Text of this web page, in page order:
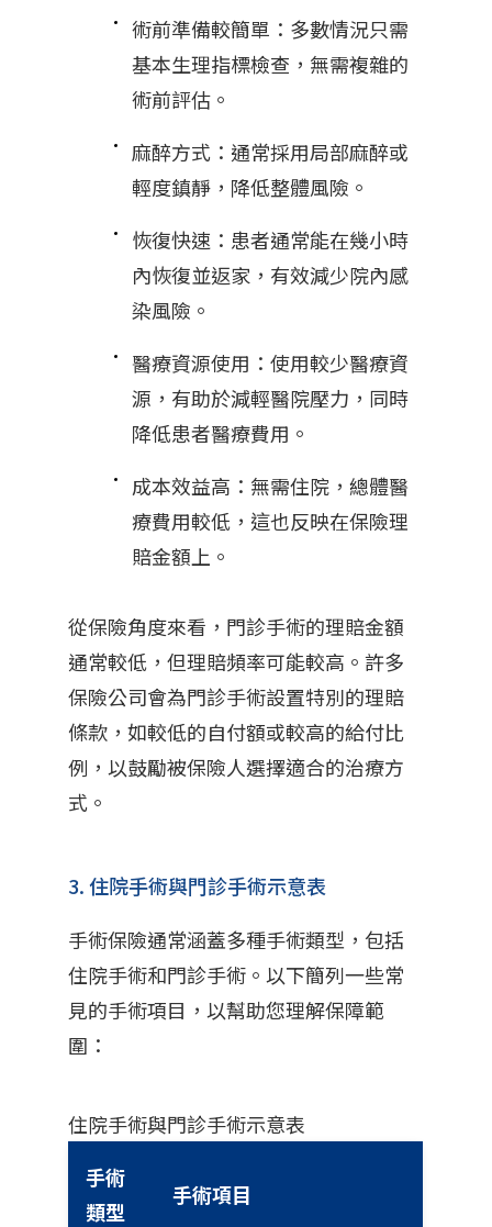
術前準備較簡單：多數情況只需
基本生理指標檢查，無需複雜的
術前評估。
麻醉方式：通常採用局部麻醉或
輕度鎮靜，降低整體風險。
恢復快速：患者通常能在幾小時
內恢復並返家，有效減少院內感
染風險。
醫療資源使用：使用較少醫療資
源，有助於減輕醫院壓力，同時
降低患者醫療費用。
成本效益高：無需住院，總體醫
療費用較低，這也反映在保險理
賠金額上。
從保險角度來看，門診手術的理賠金額
通常較低，但理賠頻率可能較高。許多
保險公司會為門診手術設置特別的理賠
條款，如較低的自付額或較高的給付比
例，以鼓勵被保險人選擇適合的治療方
式。
3. 住院手術與門診手術示意表
手術保險通常涵蓋多種手術類型，包括
住院手術和門診手術。以下簡列一些常
見的手術項目，以幫助您理解保障範
圍：
住院手術與門診手術示意表
手術
類型
手術項目